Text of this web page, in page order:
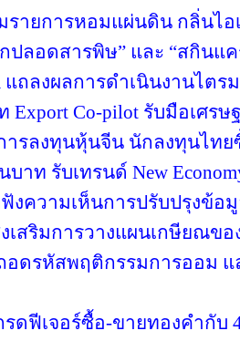
รายการหอมแผ่นดิน กลิ่นไ
ปลอดสารพิษ” และ “สกินแ
ถลงผลการดำเนินงานไตร
Export Co-pilot รับมือเศรษ
รลงทุนหุ้นจีน นักลงทุนไทยซื้
าท รับเทรนด์ New
งความเห็นการปรับปรุงข้อ
งเสริมการวางแผนเกษียณข
อดรหัสพฤติกรรมการออม
รดฟีเจอร์ซื้อ-ขายทองคำกับ